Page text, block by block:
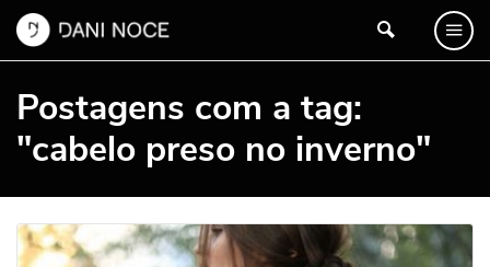
Postagens com a tag:
"cabelo preso no inverno"